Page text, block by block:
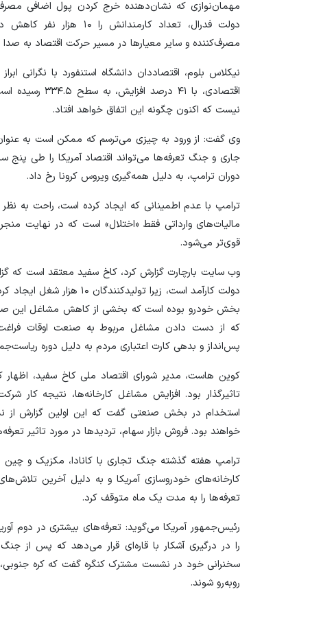
دولت فدرال، تعداد
مصرف‌کننده و سایر معیار‌ها در مسیر حرکت اقتصاد به
نیکلاس بلوم، اقتصاددان دانشگاه استنفورد با نگرانی
اقتصادی، با ۴۱
نیست که اکنون چگونه این اتفاق خواهد افتاد.
وی گفت: از ورود به چیزی می‌ترسم که ممکن است به
جاری و جنگ تعرفه‌ها می‌تواند اقتصاد آمریکا را طی پنج
دوران ترامپ، به دلیل همه‌گیری ویروس کرونا رخ داد.
ترامپ با عدم اطمینانی که ایجاد کرده است، راحت به
مالیات‌های وارداتی فقط «اختلال» است که در نهایت
قوی‌تر می‌شود.
وب سایت بارچارت گزارش کرد، کاخ سفید معتقد است که
بخش خودرو بوده است که بخشی از کاهش مشاغل این
که از دست دادن مشاغل مربوط به صنعت اوقات
پس‌انداز و بدهی کارت اعتباری مردم به دلیل دوره
کوین هاست، مدیر شورای اقتصاد ملی کاخ سفید، اظهار
تاثیرگذار بود. افزایش مشاغل کارخانه‌ها، نتیجه کار
استخدام در بخش صنعتی گفت که این اولین گزارش از
خواهند بود. فروش بازار سهام، تردید‌ها در مورد تاثیر
ترامپ هفته گذشته جنگ تجاری با کانادا، مکزیک و
کارخانه‌های خودروسازی آمریکا و به دلیل آخرین
تعرفه‌ها را به مدت یک ماه متوقف کرد.
رئیس‌جمهور آمریکا می‌گوید: تعرفه‌های بیشتری در دوم
را در درگیری آشکار با قاره‌ای قرار می‌دهد که پس از
سخنرانی خود در نشست مشترک کنگره گفت که کره
رو‌به‌رو شوند.